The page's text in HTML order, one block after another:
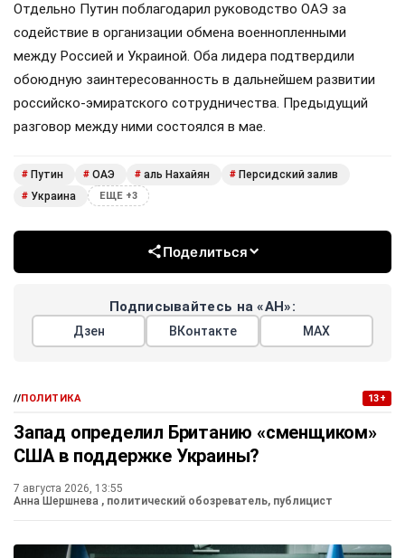
Отдельно Путин поблагодарил руководство ОАЭ за
содействие в организации обмена военнопленными
между Россией и Украиной. Оба лидера подтвердили
обоюдную заинтересованность в дальнейшем развитии
российско-эмиратского сотрудничества. Предыдущий
разговор между ними состоялся в мае.
# Путин # ОАЭ # аль Нахайян # Персидский залив
# Украина ЕЩЕ +3
Поделиться
Подписывайтесь на «АН»:
Дзен ВКонтакте МАХ
//ПОЛИТИКА 13+
Запад определил Британию «сменщиком»
США в поддержке Украины?
7 августа 2026, 13:55
Анна Шершнева , политический обозреватель, публицист